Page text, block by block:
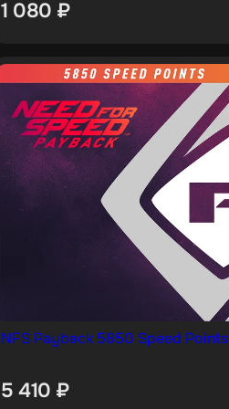
1 080 ₽
NFS Payback 5850 Speed Points
5 410 ₽